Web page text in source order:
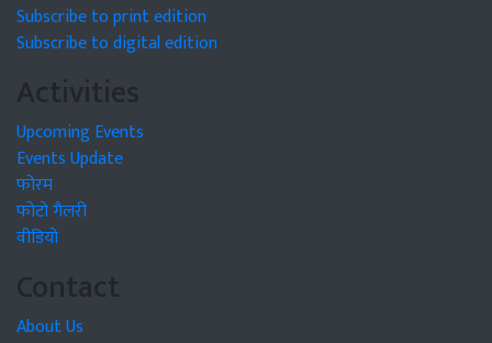
Subscribe to print edition
Subscribe to digital edition
Activities
Upcoming Events
Events Update
फोरम
फोटो गैलरी
वीडियो
Contact
About Us